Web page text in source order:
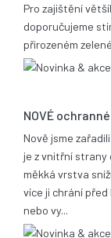
Pro zajištění
doporučujeme
přirozeném
NOVÉ
Nově jsme
je z vnitřní
měkká vrstva
více ji chrání před
nebo vy...